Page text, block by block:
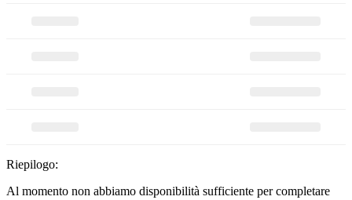
Riepilogo:
Al momento non abbiamo disponibilità sufficiente per completare